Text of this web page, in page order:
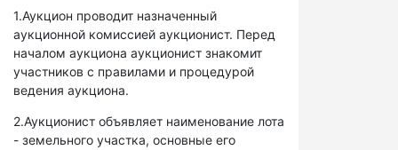
1.Аукцион проводит назначенный
аукционной комиссией аукционист. Перед
началом аукциона аукционист знакомит
участников с правилами и процедурой
ведения аукциона.
2.Аукционист объявляет наименование лота
- земельного участка, основные его